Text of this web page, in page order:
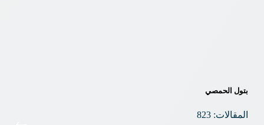
بتول الحمصي
المقالات: 823